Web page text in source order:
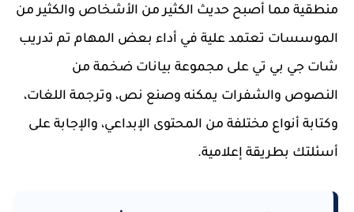
منطقية مما أصبح حديث الكثير من الأشخاص والكثير من
الموسسات تعتمد علية في أداء بعض المهام تم تدريب
شات جي بي تي على مجموعة بيانات ضخمة من
النصوص والشفرات يمكنه وصنع نص، وترجمة اللغات،
وكتابة أنواع مختلفة من المحتوى الإبداعي، والإجابة على
أسئلتك بطريقة إعلامية.